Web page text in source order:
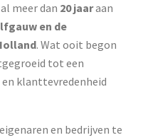
meer dan 20 jaaraan
en de
. Wat ooit begon
tot een
klanttevredenheid
en bedrijven te